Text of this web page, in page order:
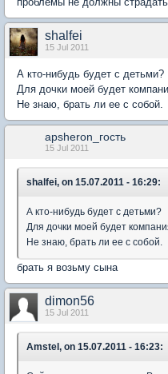
shalfei
15 Jul 2011
А кто-нибудь будет с детьми?
Для дочки моей будет
Не знаю, брать ли ее с собой.
apsheron_гость
15 Jul 2011
shalfei, on 15.07.2011 - 16:29:
А кто-нибудь будет с детьми?
Для дочки моей будет
Не знаю, брать ли ее с собой.
брать я возьму сына
dimon56
15 Jul 2011
Amstel, on 15.07.2011 - 16:23: